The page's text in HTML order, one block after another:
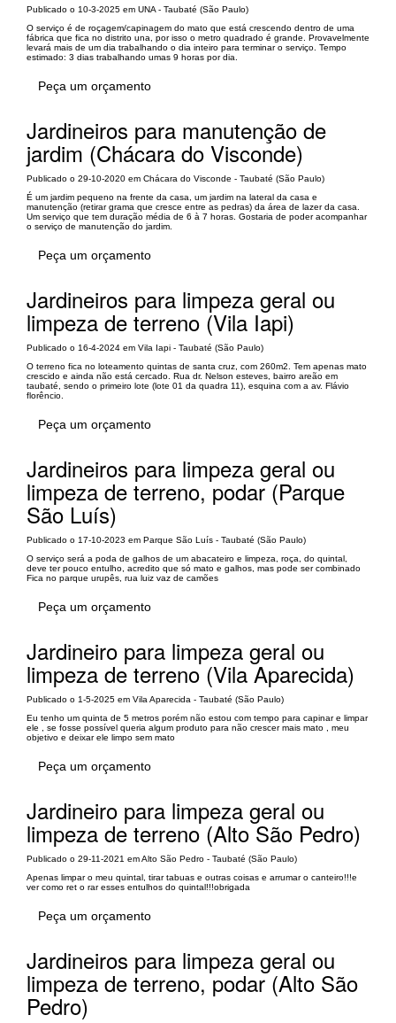
Publicado o 10-3-2025 em UNA - Taubaté (São Paulo)
O serviço é de roçagem/capinagem do mato que está crescendo dentro de uma
fábrica que fica no distrito una, por isso o metro quadrado é grande. Provavelmente
levará mais de um dia trabalhando o dia inteiro para terminar o serviço. Tempo
estimado: 3 dias trabalhando umas 9 horas por dia.
Peça um orçamento
Jardineiros para manutenção de
jardim (Chácara do Visconde)
Publicado o 29-10-2020 em Chácara do Visconde - Taubaté (São Paulo)
É um jardim pequeno na frente da casa, um jardim na lateral da casa e
manutenção (retirar grama que cresce entre as pedras) da área de lazer da casa.
Um serviço que tem duração média de 6 à 7 horas. Gostaria de poder acompanhar
o serviço de manutenção do jardim.
Peça um orçamento
Jardineiros para limpeza geral ou
limpeza de terreno (Vila Iapi)
Publicado o 16-4-2024 em Vila Iapi - Taubaté (São Paulo)
O terreno fica no loteamento quintas de santa cruz, com 260m2. Tem apenas mato
crescido e ainda não está cercado. Rua dr. Nelson esteves, bairro areão em
taubaté, sendo o primeiro lote (lote 01 da quadra 11), esquina com a av. Flávio
florêncio.
Peça um orçamento
Jardineiros para limpeza geral ou
limpeza de terreno, podar (Parque
São Luís)
Publicado o 17-10-2023 em Parque São Luís - Taubaté (São Paulo)
O serviço será a poda de galhos de um abacateiro e limpeza, roça, do quintal,
deve ter pouco entulho, acredito que só mato e galhos, mas pode ser combinado
Fica no parque urupês, rua luiz vaz de camões
Peça um orçamento
Jardineiro para limpeza geral ou
limpeza de terreno (Vila Aparecida)
Publicado o 1-5-2025 em Vila Aparecida - Taubaté (São Paulo)
Eu tenho um quinta de 5 metros porém não estou com tempo para capinar e limpar
ele , se fosse possível queria algum produto para não crescer mais mato , meu
objetivo e deixar ele limpo sem mato
Peça um orçamento
Jardineiro para limpeza geral ou
limpeza de terreno (Alto São Pedro)
Publicado o 29-11-2021 em Alto São Pedro - Taubaté (São Paulo)
Apenas limpar o meu quintal, tirar tabuas e outras coisas e arrumar o canteiro!!!e
ver como ret o rar esses entulhos do quintal!!!obrigada
Peça um orçamento
Jardineiros para limpeza geral ou
limpeza de terreno, podar (Alto São
Pedro)